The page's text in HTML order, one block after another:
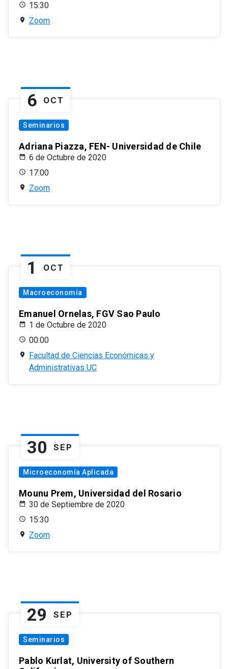
15:30
Zoom
6 OCT
Seminarios
Adriana Piazza, FEN- Universidad de Chile
6 de Octubre de 2020
17:00
Zoom
1 OCT
Macroeconomía
Emanuel Ornelas, FGV Sao Paulo
1 de Octubre de 2020
00:00
Facultad de Ciencias Económicas y
Administrativas UC
30 SEP
Microeconomía Aplicada
Mounu Prem, Universidad del Rosario
30 de Septiembre de 2020
15:30
Zoom
29 SEP
Seminarios
Pablo Kurlat, University of Southern